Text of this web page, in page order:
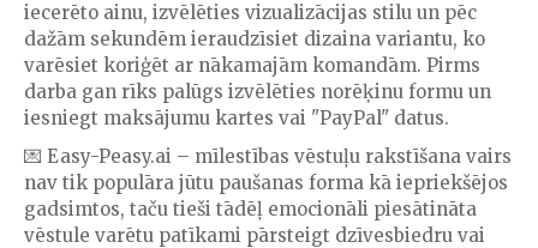
iecerēto ainu, izvēlēties vizualizācijas stilu un pēc
dažām sekundēm ieraudzīsiet dizaina variantu, ko
varēsiet koriģēt ar nākamajām komandām. Pirms
darba gan rīks palūgs izvēlēties norēķinu formu un
iesniegt maksājumu kartes vai "PayPal" datus.
💌 Easy-Peasy.ai – mīlestības vēstuļu rakstīšana vairs
nav tik populāra jūtu paušanas forma kā iepriekšējos
gadsimtos, taču tieši tādēļ emocionāli piesātināta
vēstule varētu patīkami pārsteigt dzīvesbiedru vai